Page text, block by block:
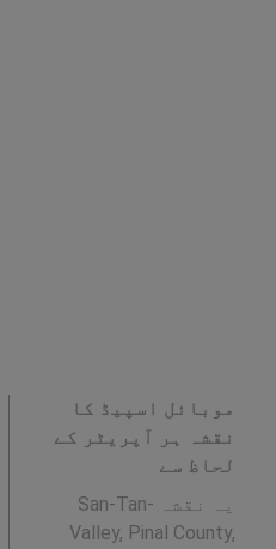
موبائل اسپیڈ کا
نقشہ ہر آپریٹر کے
لحاظ سے
یہ نقشہ San-Tan-
Valley, Pinal County,